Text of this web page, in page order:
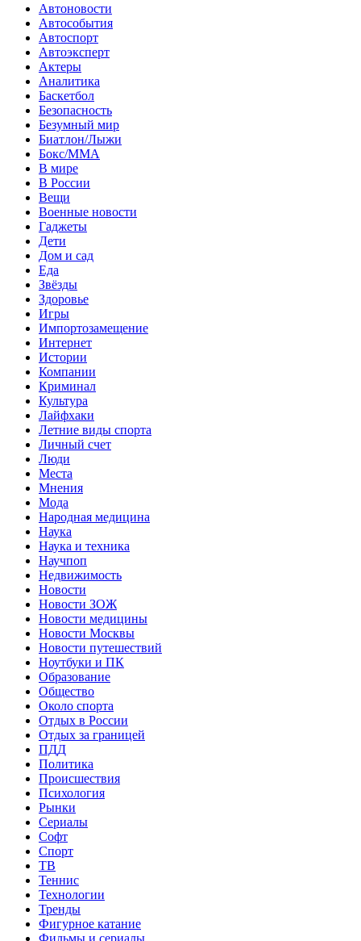
Автоновости
Автособытия
Автоспорт
Автоэксперт
Актеры
Аналитика
Баскетбол
Безопасность
Безумный мир
Биатлон/Лыжи
Бокс/MMA
В мире
В России
Вещи
Военные новости
Гаджеты
Дети
Дом и сад
Еда
Звёзды
Здоровье
Игры
Импортозамещение
Интернет
Истории
Компании
Криминал
Культура
Лайфхаки
Летние виды спорта
Личный счет
Люди
Места
Мнения
Мода
Народная медицина
Наука
Наука и техника
Научпоп
Недвижимость
Новости
Новости ЗОЖ
Новости медицины
Новости Москвы
Новости путешествий
Ноутбуки и ПК
Образование
Общество
Около спорта
Отдых в России
Отдых за границей
ПДД
Политика
Происшествия
Психология
Рынки
Сериалы
Софт
Спорт
ТВ
Теннис
Технологии
Тренды
Фигурное катание
Фильмы и сериалы